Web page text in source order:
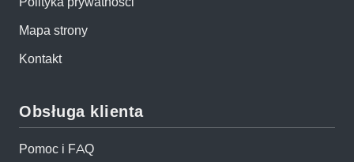
Mapa strony
Kontakt
Obsługa klienta
Pomoc i FAQ